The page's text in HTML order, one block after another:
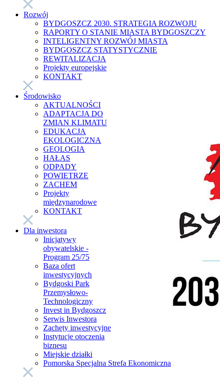
Rozwój
BYDGOSZCZ 2030. STRATEGIA ROZWOJU
RAPORTY O STANIE MIASTA BYDGOSZCZY
INTELIGENTNY ROZWÓJ MIASTA
BYDGOSZCZ STATYSTYCZNIE
REWITALIZACJA
Projekty europejskie
KONTAKT
Środowisko
AKTUALNOŚCI
ADAPTACJA DO
ZMIAN KLIMATU
EDUKACJA
EKOLOGICZNA
GEOLOGIA
HAŁAS
ODPADY
POWIETRZE
ZACHEM
Projekty
międzynarodowe
KONTAKT
Dla inwestora
Inicjatywy
obywatelskie -
Program 25/75
Baza ofert
inwestycyjnych
Bydgoski Park
Przemysłowo-
Technologiczny
Invest in Bydgoszcz
Serwis Inwestora
Zachęty inwestycyjne
Instytucje otoczenia
biznesu
Miejskie działki
Pomorska Specjalna Strefa Ekonomiczna